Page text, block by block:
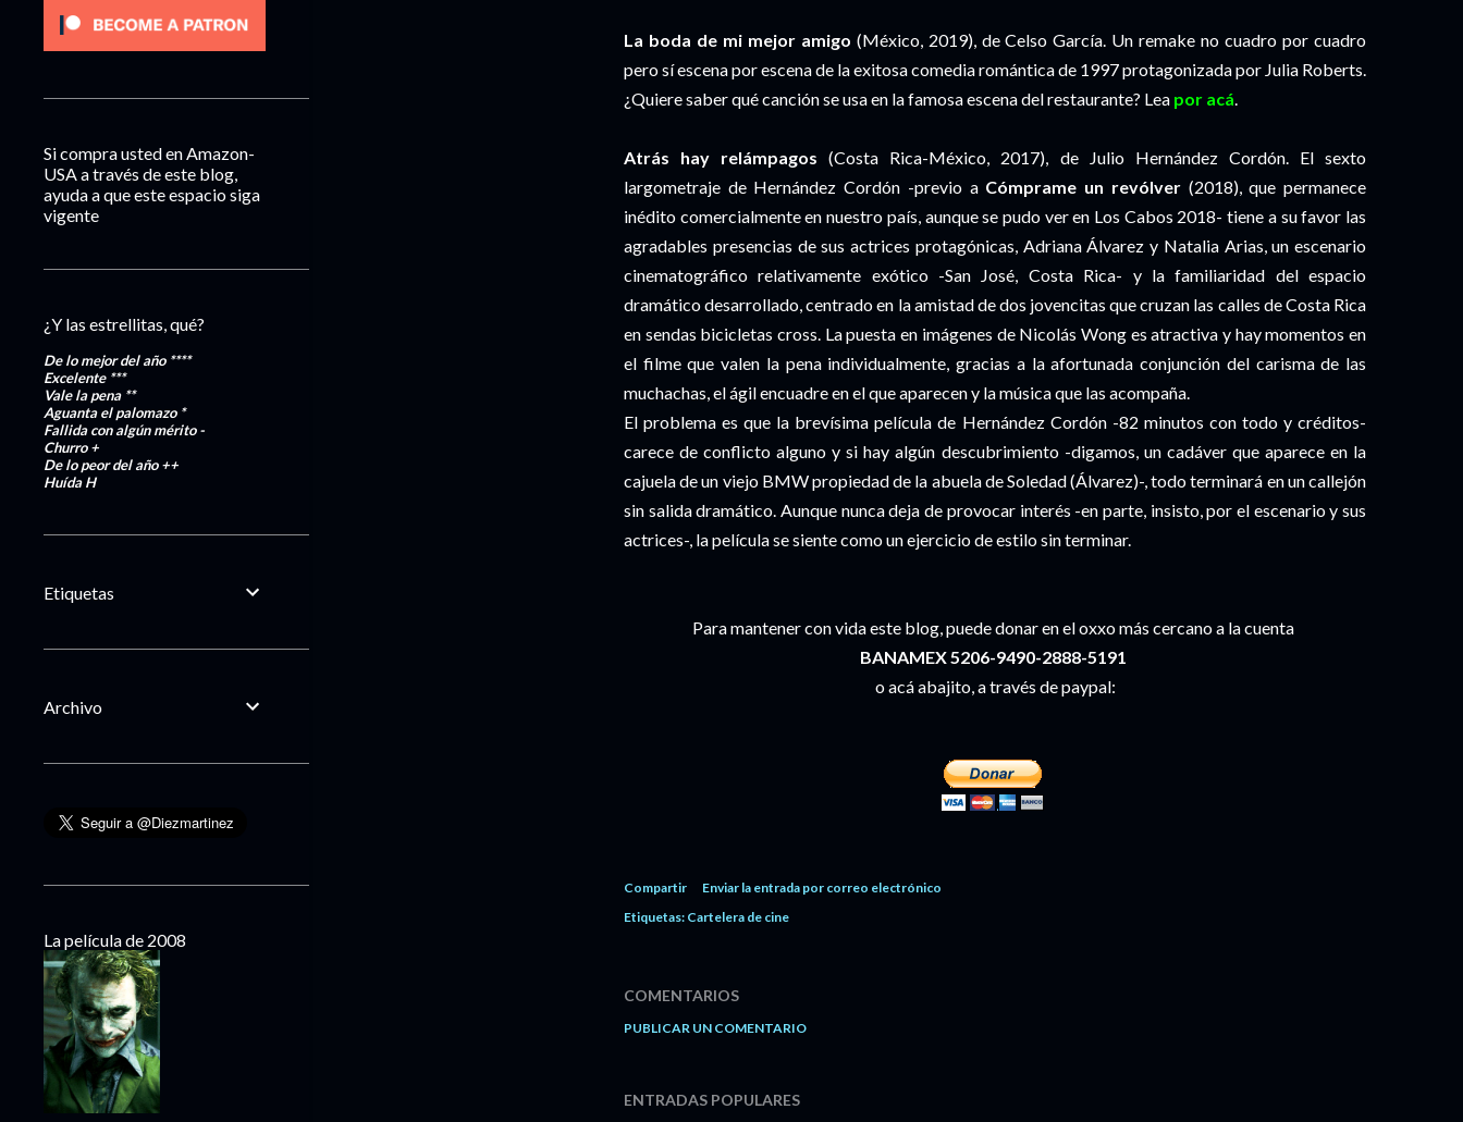
La boda de mi mejor amigo (México, 2019), de Celso García. Un remake no cuadro por cuadro
pero sí escena por escena de la exitosa comedia romántica de 1997 protagonizada por Julia Roberts.
¿Quiere saber qué canción se usa en la famosa escena del restaurante? Lea por acá.
Atrás hay relámpagos(Costa Rica-México, 2017), de Julio Hernández Cordón. El sexto
largometraje de Hernández Cordón -previo a Cómprame un revólver(2018), que permanece
inédito comercialmente en nuestro país, aunque se pudo ver en Los Cabos 2018- tiene a su favor las
agradables presencias de sus actrices protagónicas, Adriana Álvarez y Natalia Arias, un escenario
cinematográfico relativamente exótico -San José, Costa Rica- y la familiaridad del espacio
dramático desarrollado, centrado en la amistad de dos jovencitas que cruzan las calles de Costa Rica
en sendas bicicletas cross. La puesta en imágenes de Nicolás Wong es atractiva y hay momentos en
el filme que valen la pena individualmente, gracias a la afortunada conjunción del carisma de las
muchachas, el ágil encuadre en el que aparecen y la música que las acompaña.
El problema es que la brevísima película de Hernández Cordón -82 minutos con todo y créditos-
carece de conflicto alguno y si hay algún descubrimiento -digamos, un cadáver que aparece en la
cajuela de un viejo BMW propiedad de la abuela de Soledad (Álvarez)-, todo terminará en un callejón
sin salida dramático. Aunque nunca deja de provocar interés -en parte, insisto, por el escenario y sus
actrices-, la película se siente como un ejercicio de estilo sin terminar.
Para mantener con vida este blog, puede donar en el oxxo más cercano a la cuenta
BANAMEX 5206-9490-2888-5191
o acá abajito, a través de paypal:
Compartir
Enviar la entrada por correo electrónico
Etiquetas: Cartelera de cine
COMENTARIOS
PUBLICAR UN COMENTARIO
ENTRADAS POPULARES
Si compra usted en Amazon-
USA a través de este blog,
ayuda a que este espacio siga
vigente
¿Y las estrellitas, qué?
De lo mejor del año ****
Excelente***
Vale la pena **
Aguanta el palomazo *
Fallida con algún mérito-
Churro+
De lo peor del año++
HuídaH
Etiquetas
Archivo
La película de 2008